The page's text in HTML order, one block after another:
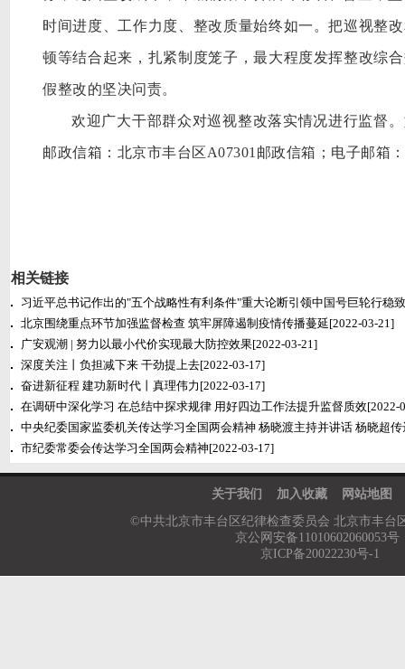
时间进度、工作力度、整改质量始终如一。把巡视整
顿等结合起来，扎紧制度笼子，最大程度发挥整改综
假整改的坚决问责。
欢迎广大干部群众对巡视整改落实情况进行监督
邮政信箱：北京市丰台区A07301邮政信箱；电子邮箱
相关链接
习近平总书记作出的"五个战略性有利条件"重大论断引领中国号巨轮行稳
北京围绕重点环节加强监督检查 筑牢屏障遏制疫情传播蔓延[2022-03-21]
广安观潮 | 努力以最小代价实现最大防控效果[2022-03-21]
深度关注丨负担减下来 干劲提上去[2022-03-17]
奋进新征程 建功新时代丨真理伟力 [2022-03-17]
在调研中深化学习 在总结中探求规律 用好四边工作法提升监督质效[2022-
中央纪委国家监委机关传达学习全国两会精神 杨晓渡主持并讲话 杨晓超
市纪委常委会传达学习全国两会精神[2022-03-17]